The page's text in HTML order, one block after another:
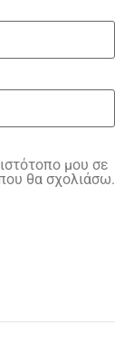
μου σε
θα σχολιάσω.